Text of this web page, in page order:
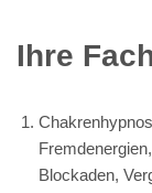
Ihre
Blockaden,